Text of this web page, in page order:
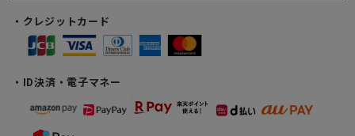
・クレジットカード
・ID決済・電子マネー